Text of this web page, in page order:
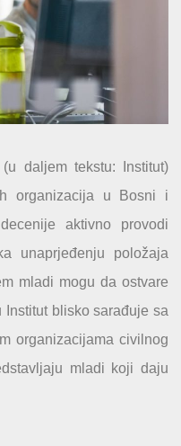
daljem tekstu: Institut)
organizacija u Bosni i
aktivno provodi
unaprjeđenju položaja
mladi mogu da ostvare
blisko sarađuje sa
organizacijama civilnog
mladi koji daju